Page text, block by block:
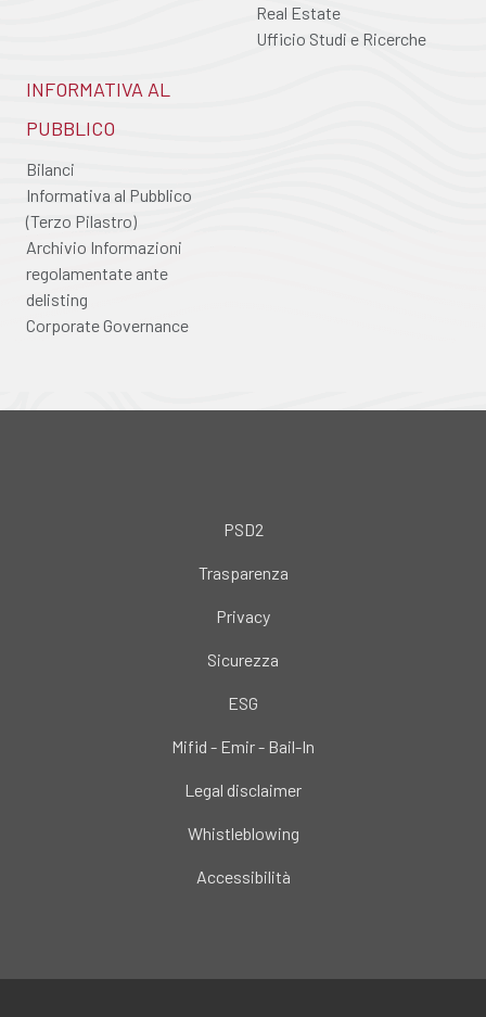
Real Estate
Ufficio Studi e Ricerche
INFORMATIVA AL
PUBBLICO
Bilanci
Informativa al Pubblico
(Terzo Pilastro)
Archivio Informazioni
regolamentate ante
delisting
Corporate Governance
PSD2
Trasparenza
Privacy
Sicurezza
ESG
Mifid - Emir - Bail-In
Legal disclaimer
Whistleblowing
Accessibilità